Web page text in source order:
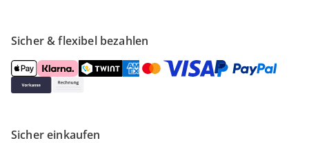
Sicher & flexibel bezahlen
Sicher einkaufen